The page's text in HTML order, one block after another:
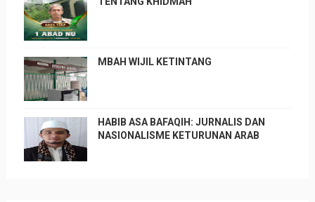
MBAH WIJIL KETINTANG
HABIB ASA BAFAQIH: JURNALIS DAN
NASIONALISME KETURUNAN ARAB